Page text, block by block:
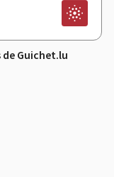
Guichet.lu